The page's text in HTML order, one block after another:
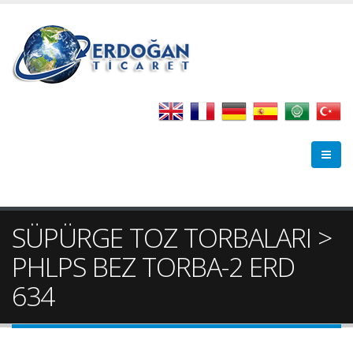
SÜPÜRGE TOZ TORBALARI >
PHLPS BEZ TORBA-2 ERD
634